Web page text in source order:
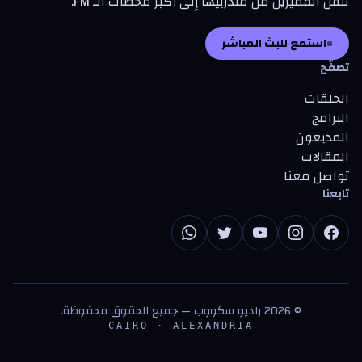
استمع للبث المباشر
تصفّح
الحلقات
البرامج
المذيعون
المقالات
تواصل معنا
تابعنا
©
2026راديو سكووب — جميع الحقوق محفوظة.
CAIRO · ALEXANDRIA